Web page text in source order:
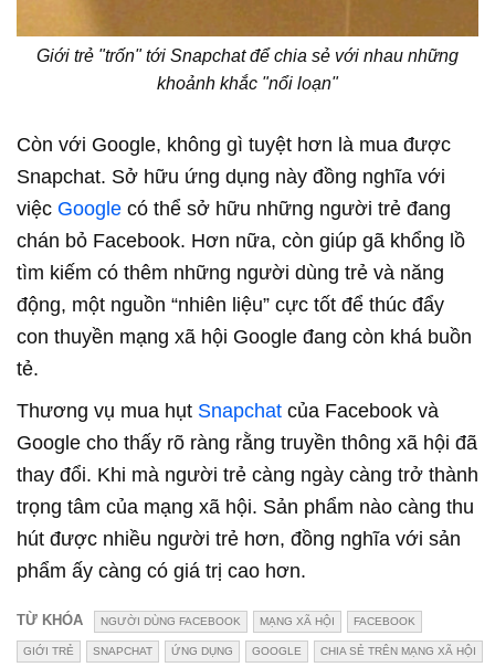
Giới trẻ "trốn" tới Snapchat để chia sẻ với nhau những
khoảnh khắc "nổi loạn"
Còn với Google, không gì tuyệt hơn là mua được
Snapchat. Sở hữu ứng dụng này đồng nghĩa với
việc Google có thể sở hữu những người trẻ đang
chán bỏ Facebook. Hơn nữa, còn giúp gã khổng lồ
tìm kiếm có thêm những người dùng trẻ và năng
động, một nguồn “nhiên liệu” cực tốt để thúc đẩy
con thuyền mạng xã hội Google đang còn khá buồn
tẻ.
Thương vụ mua hụt Snapchat của Facebook và
Google cho thấy rõ ràng rằng truyền thông xã hội đã
thay đổi. Khi mà người trẻ càng ngày càng trở thành
trọng tâm của mạng xã hội. Sản phẩm nào càng thu
hút được nhiều người trẻ hơn, đồng nghĩa với sản
phẩm ấy càng có giá trị cao hơn.
TỪ KHÓA NGƯỜI DÙNG FACEBOOK MẠNG XÃ HỘI FACEBOOK
GIỚI TRẺ SNAPCHAT ỨNG DỤNG GOOGLE CHIA SẺ TRÊN MẠNG XÃ HỘI